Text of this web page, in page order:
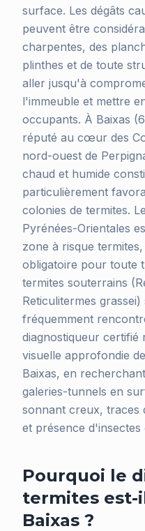
surface. Les dégâts
peuvent être
charpentes, des
plinthes et de toute
aller jusqu'à
l'immeuble et mettre
occupants. À Baixas
réputé au cœur des
nord-ouest de
chaud et humide
particulièrement
colonies de termites.
Pyrénées-Orientales
zone à risque
obligatoire pour toute
termites souterrains
Reticulitermes
fréquemment
diagnostiqueur certifié
visuelle approfondie
Baixas, en
galeries-tunnels en
sonnant creux, traces
et présence d'insectes
Pourquoi le
termites est-
Baixas ?